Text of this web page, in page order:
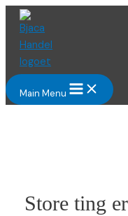
Gå
indholdet
Main Menu
Store ting